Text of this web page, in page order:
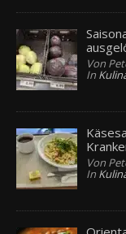
Von
In
Von
In